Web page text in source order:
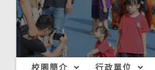
校園簡介 行政單位